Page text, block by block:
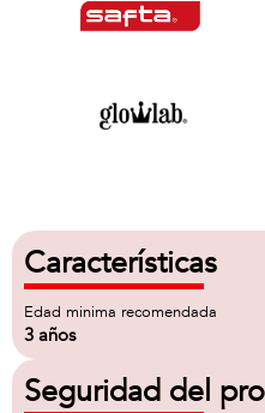
Características
Edad minima recomendada
3 años
Seguridad del